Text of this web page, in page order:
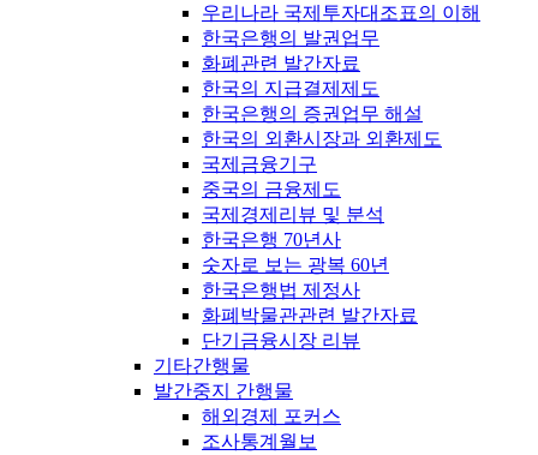
우리나라 국제투자대조표의 이해
한국은행의 발권업무
화폐관련 발간자료
한국의 지급결제제도
한국은행의 증권업무 해설
한국의 외환시장과 외환제도
국제금융기구
중국의 금융제도
국제경제리뷰 및 분석
한국은행 70년사
숫자로 보는 광복 60년
한국은행법 제정사
화폐박물관관련 발간자료
단기금융시장 리뷰
기타간행물
발간중지 간행물
해외경제 포커스
조사통계월보